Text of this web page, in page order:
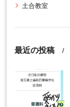
土合教室
最近の投稿